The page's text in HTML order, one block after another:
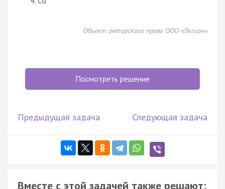
Объект авторского права ООО «Легион»
Посмотреть решение
Предыдущая задача Следующая задача
Вместе с этой задачей также решают: